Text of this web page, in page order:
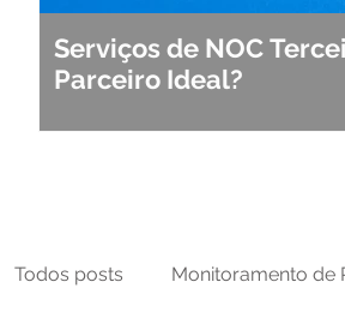
Serviços de NOC
Parceiro Ideal?
Todos posts Monitoramento de